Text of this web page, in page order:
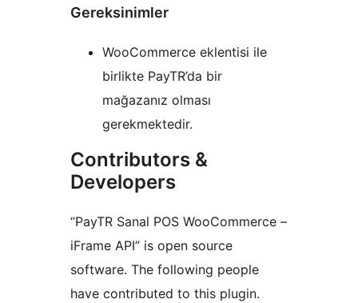
Gereksinimler
WooCommerce eklentisi ile
birlikte PayTR’da bir
mağazanız olması
gerekmektedir.
Contributors &
Developers
“PayTR Sanal POS WooCommerce –
iFrame API” is open source
software. The following people
have contributed to this plugin.